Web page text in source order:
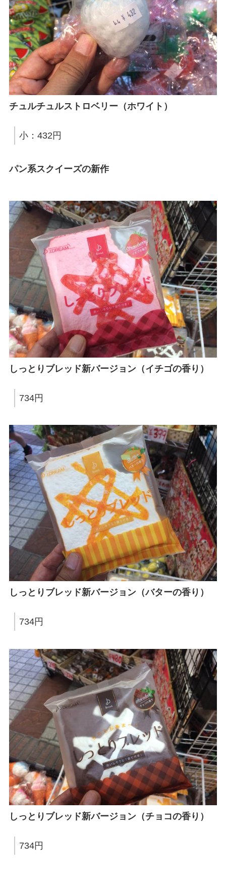
チュルチュルストロベリー（ホワイト）
小：432円
パン系スクイーズの新作
しっとりブレッド新バージョン（イチゴの香り）
734円
しっとりブレッド新バージョン（バターの香り）
734円
しっとりブレッド新バージョン（チョコの香り）
734円